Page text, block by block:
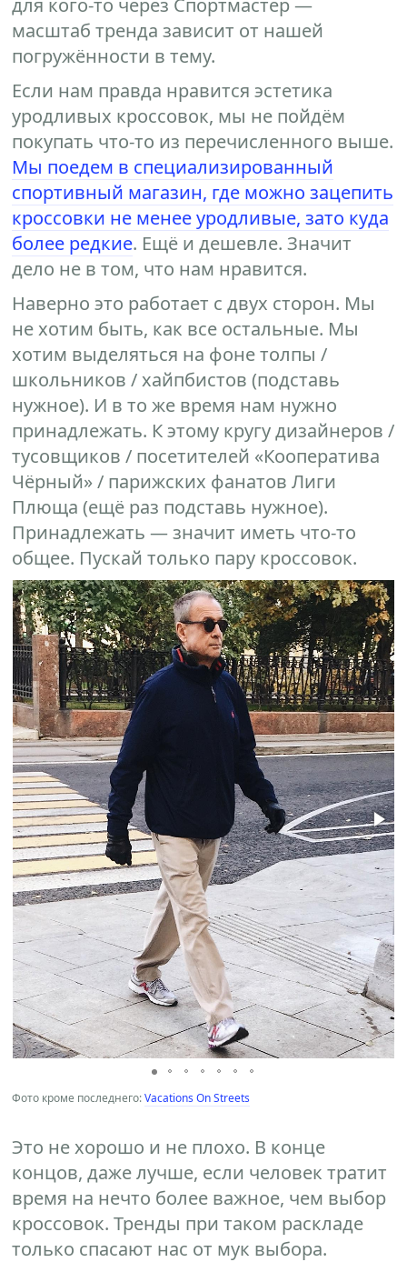
для кого-то через Спортмастер —
масштаб тренда зависит от нашей
погружённости в тему.
Если нам правда нравится эстетика
уродливых кроссовок, мы не пойдём
покупать что-то из перечисленного выше.
Мы поедем в специализированный
спортивный магазин, где можно зацепить
кроссовки не менее уродливые, зато куда
более редкие. Ещё и дешевле. Значит
дело не в том, что нам нравится.
Наверно это работает с двух сторон. Мы
не хотим быть, как все остальные. Мы
хотим выделяться на фоне толпы /
школьников / хайпбистов (подставь
нужное). И в то же время нам нужно
принадлежать. К этому кругу дизайнеров /
тусовщиков / посетителей «Кооператива
Чёрный» / парижских фанатов Лиги
Плюща (ещё раз подставь нужное).
Принадлежать — значит иметь что-то
общее. Пускай только пару кроссовок.
Фото кроме последнего:Vacations On Streets
Это не хорошо и не плохо. В конце
концов, даже лучше, если человек тратит
время на нечто более важное, чем выбор
кроссовок. Тренды при таком раскладе
только спасают нас от мук выбора.